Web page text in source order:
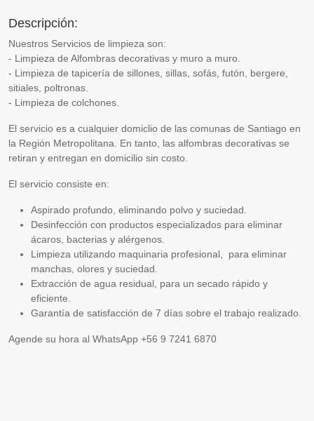
Descripción:
Nuestros Servicios de limpieza son:
- Limpieza de Alfombras decorativas y muro a muro.
- Limpieza de tapicería de sillones, sillas, sofás, futón, bergere,
sitiales, poltronas.
- Limpieza de colchones.
El servicio es a cualquier domiclio de las comunas de Santiago en
la Región Metropolitana. En tanto, las alfombras decorativas se
retiran y entregan en domicilio sin costo.
El servicio consiste en:
Aspirado profundo, eliminando polvo y suciedad.
Desinfección con productos especializados para eliminar
ácaros, bacterias y alérgenos.
Limpieza utilizando maquinaria profesional, para eliminar
manchas, olores y suciedad.
Extracción de agua residual, para un secado rápido y
eficiente.
Garantía de satisfacción de 7 días sobre el trabajo realizado.
Agende su hora al WhatsApp +56 9 7241 6870